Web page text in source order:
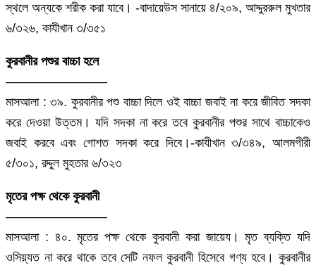
স্থলে অন্যকে শরীক করা যাবে। -বাদায়েউস সানায়ে ৪/২০৯, আদ্দুররুল মুখতার
৬/৩২৬, কাযীখান ৩/৩৫১
কুরবানীর পশুর বাচ্চা হলে
————————
মাসআলা : ৩৯. কুরবানীর পশু বাচ্চা দিলে ওই বাচ্চা জবাই না করে জীবিত সদকা
করে দেওয়া উত্তম। যদি সদকা না করে তবে কুরবানীর পশুর সাথে বাচ্চাকেও
জবাই করবে এবং গোশত সদকা করে দিবে।-কাযীখান ৩/৩৪৯, আলমগীরী
৫/৩০১, রদ্দুল মুহতার ৬/৩২৩
মৃতের পক্ষ থেকে কুরবানী
————————
মাসআলা : ৪০. মৃতের পক্ষ থেকে কুরবানী করা জায়েয। মৃত ব্যক্তি যদি
ওসিয়্যত না করে থাকে তবে সেটি নফল কুরবানী হিসেবে গণ্য হবে। কুরবানীর